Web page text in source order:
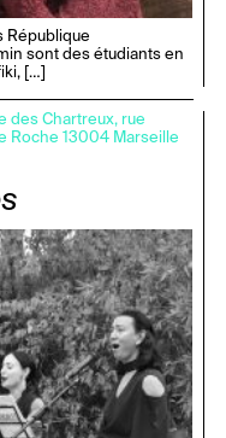
République
sont des étudiants en
[…]
des Chartreux, rue
Roche 13004 Marseille